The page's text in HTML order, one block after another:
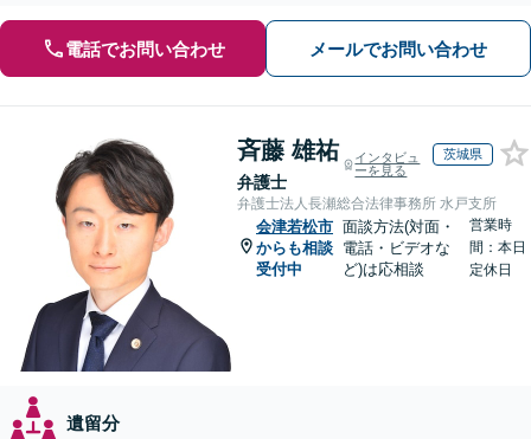
電話でお問い合わせ メールでお問い合わせ
斉藤 雄祐
弁護士
インタビュ
ーを見る
茨城県
弁護士法人長瀬総合法律事務所 水戸支所
会津若松市
からも相談
受付中
面談方法(対面・
電話・ビデオな
ど)は応相談
営業時
間：本日
定休日
遺留分